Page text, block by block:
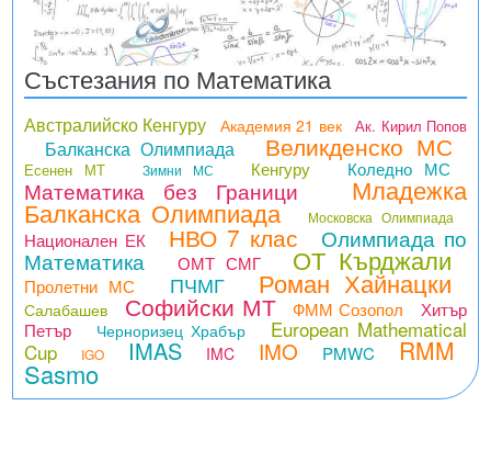
Състезания по Математика
Австралийско Кенгуру Академия 21 век Ак. Кирил Попов
Балканска Олимпиада Великденско МС
Есенен МТ Зимни МС Кенгуру Коледно МС
Математика без Граници Младежка
Балканска Олимпиада Московска Олимпиада
Национален ЕК НВО 7 клас Олимпиада по
Математика ОМТ СМГ ОТ Кърджали
Пролетни МС ПЧМГ Роман Хайнацки
Салабашев Софийски МТ ФММ Созопол
Хитър
Петър
Черноризец Храбър
European Mathematical
Cup
IGO IMAS IMC IMO PMWC RMM
Sasmo